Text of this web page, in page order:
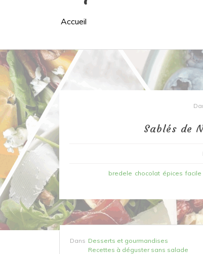
Accueil
Sablés de
bredele chocolat épices facile
Dans Desserts et gourmandises
Recettes à déguster sans salade
Dans Recettes à base de